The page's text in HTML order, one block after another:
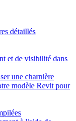
détaillés
et de visibilité dans
une charnière
modèle Revit pour